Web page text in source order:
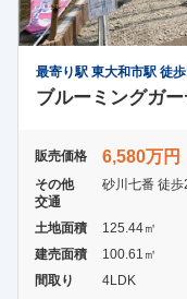
最寄り駅 東大和市駅 徒
ブルーミングガ
販売価格 6,580万円
その他
交通
砂川七番 徒
土地面積
125.44㎡
建売面積
100.61㎡
間取り
4LDK